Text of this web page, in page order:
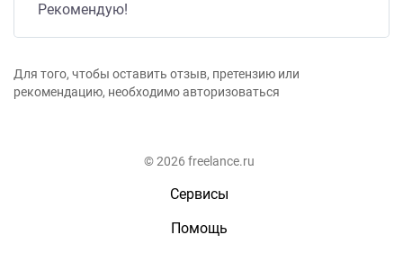
Рекомендую!
Для того, чтобы оставить отзыв, претензию или
рекомендацию, необходимо авторизоваться
© 2026 freelance.ru
Сервисы
Помощь